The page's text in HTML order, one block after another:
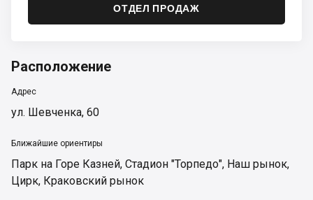
ОТДЕЛ ПРОДАЖ
Расположение
Адрес
ул. Шевченка, 60
Ближайшие ориентиры
Парк на Горе Казней, Стадион "Торпедо", Наш рынок,
Цирк, Краковский рынок